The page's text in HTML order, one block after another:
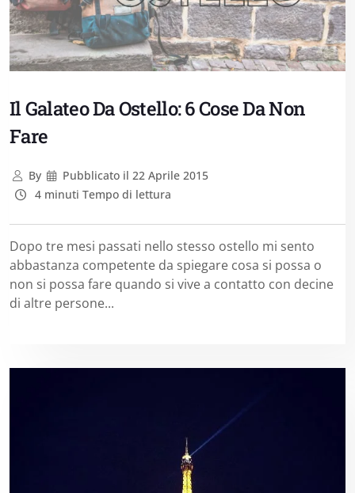
Il Galateo Da Ostello: 6 Cose Da Non
Fare
By Pubblicato il 22 Aprile 2015
4 minuti Tempo di lettura
Dopo tre mesi passati nello stesso ostello mi sento
abbastanza competente da spiegare cosa si possa o
non si possa fare quando si vive a contatto con decine
di altre persone...